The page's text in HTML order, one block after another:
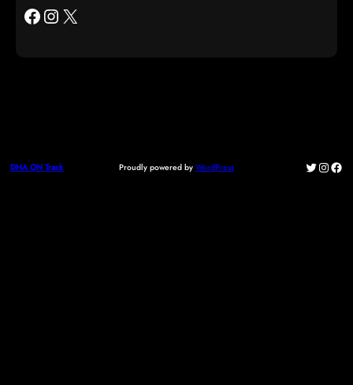
Facebook Instagram X
DNA ON Track Proudly powered by WordPress Twitter